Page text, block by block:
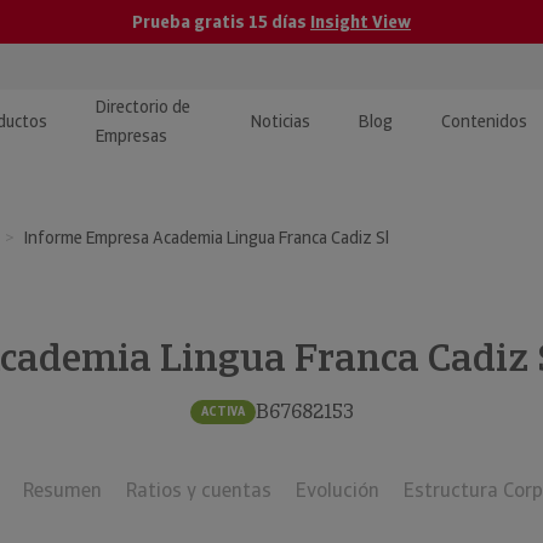
Prueba gratis 15 días Insight View
y ERP
· Recuperación de
Directorio de
Empresas
Noticias Blog Contenidos
y tutoriales
Investigada
Informe Empresa Academia Lingua Franca Cadiz Sl
Lingua Franca Cadiz
ACTIVA B67682153
Resumen Ratios y cuentas Evolución Estructura